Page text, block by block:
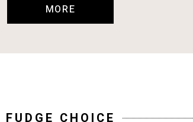
MORE
FUDGE CHOICE